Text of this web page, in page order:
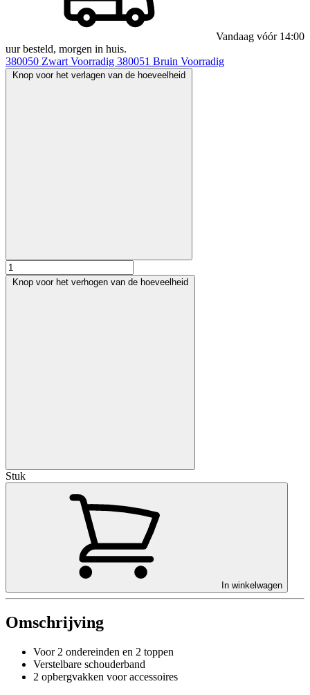
Vandaag vóór 14:00
uur besteld, morgen in huis.
380050 ZwartVoorradig 380051 Bruin Voorradig
Knop voor het verlagen van de hoeveelheid
Knop voor het verhogen van de hoeveelheid
Stuk
In winkelwagen
Omschrijving
Voor 2 ondereinden en 2 toppen
Verstelbare schouderband
2 opbergvakken voor accessoires